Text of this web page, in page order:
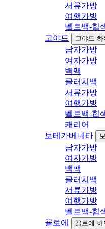
서류가방
여행가방
벨트백-힙
고야드
고야드
남자가방
여자가방
백팩
클러치백
서류가방
여행가방
벨트백-힙
캐리어
보테가베네타
남자가방
여자가방
백팩
클러치백
서류가방
여행가방
벨트백-힙
끌로에
끌로에 하